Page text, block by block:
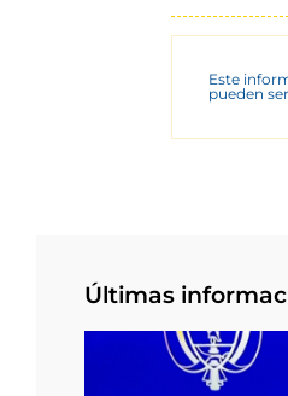
Este
pueden
Últimas